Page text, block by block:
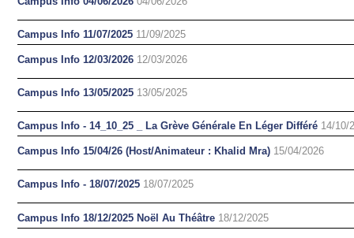
Campus Info 11/07/2025 11/09/2025
Campus Info 12/03/2026 12/03/2026
Campus Info 13/05/2025 13/05/2025
Campus Info - 14_10_25 _ La Grève Générale En Léger Différé 14/10/
Campus Info 15/04/26 (Host/Animateur : Khalid Mra) 15/04/2026
Campus Info - 18/07/2025 18/07/2025
Campus Info 18/12/2025 Noël Au Théâtre 18/12/2025